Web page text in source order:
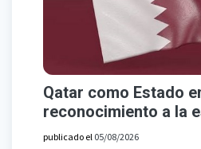
Qatar como Estado
reconocimiento a la
publicado el 05/08/2026